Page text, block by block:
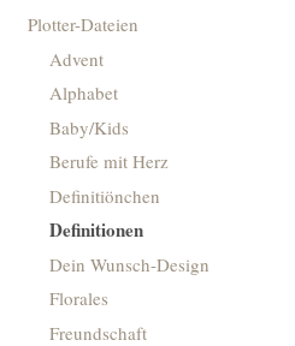
Plotter-Dateien
Advent
Alphabet
Baby/Kids
Berufe mit Herz
Definitiönchen
Definitionen
Dein Wunsch-Design
Florales
Freundschaft